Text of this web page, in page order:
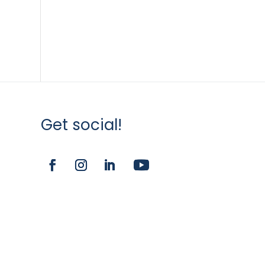
Get social!